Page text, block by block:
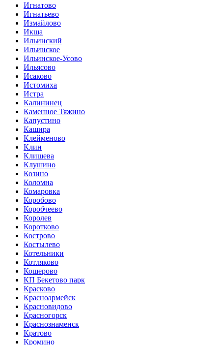
Игнатово
Игнатьево
Измайлово
Икша
Ильинский
Ильинское
Ильинское-Усово
Ильясово
Исаково
Истомиха
Истра
Калининец
Каменное Тяжино
Капустино
Кашира
Клейменово
Клин
Клишева
Клушино
Козино
Коломна
Комаровка
Коробово
Коробчеево
Королев
Коротково
Кострово
Костылево
Котельники
Котляково
Кошерово
КП Бекетово парк
Красково
Красноармейск
Красновидово
Красногорск
Краснознаменск
Кратово
Кромино